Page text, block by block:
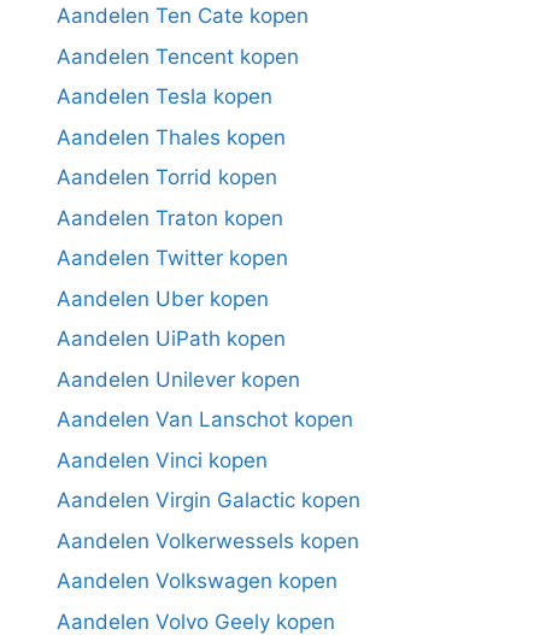
Aandelen Ten Cate kopen
Aandelen Tencent kopen
Aandelen Tesla kopen
Aandelen Thales kopen
Aandelen Torrid kopen
Aandelen Traton kopen
Aandelen Twitter kopen
Aandelen Uber kopen
Aandelen UiPath kopen
Aandelen Unilever kopen
Aandelen Van Lanschot kopen
Aandelen Vinci kopen
Aandelen Virgin Galactic kopen
Aandelen Volkerwessels kopen
Aandelen Volkswagen kopen
Aandelen Volvo Geely kopen